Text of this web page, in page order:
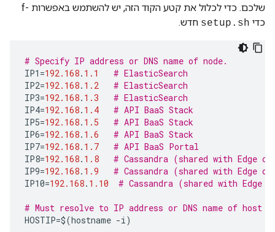
שלכם. כדי לכלול את קטע הקוד הזה, יש להשתמש באפשרות -f
כדי setup.sh חדש.
# Specify IP address or DNS name of node.
IP1 =192.168. 1.1
# ElasticSearch
IP2=192.168. 1.2
# ElasticSearch
IP3=192.168. 1.3
# ElasticSearch
IP4=192.168. 1.4
# API BaaS Stack
IP5=192.168. 1.5
# API BaaS Stack
IP6=192.168. 1.6
# API BaaS Stack
IP7=192.168. 1.7
# API BaaS Portal
IP8=192.168. 1.8
# Cassandra (shared with Edge
IP9=192.168. 1.9
# Cassandra (shared with Edge
IP10=192.168. 1.10 # Cassandra (shared with Edge
# Must resolve to IP address or DNS name of
HOSTIP=$(hostname -i)